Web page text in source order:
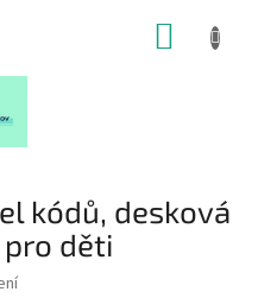
kódů, desková
děti